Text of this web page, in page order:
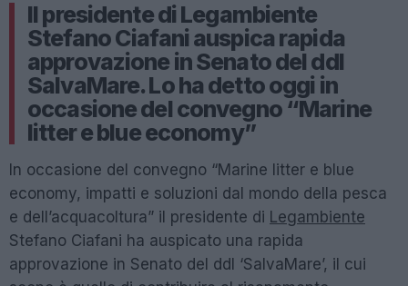
Il presidente di Legambiente
Stefano Ciafani auspica rapida
approvazione in Senato del ddl
SalvaMare. Lo ha detto oggi in
occasione del convegno “Marine
litter e blue economy”
In occasione del convegno “Marine litter e blue
economy, impatti e soluzioni dal mondo della pesca
e dell’acquacoltura” il presidente di Legambiente
Stefano Ciafani ha auspicato una rapida
approvazione in Senato del ddl ‘SalvaMare’, il cui